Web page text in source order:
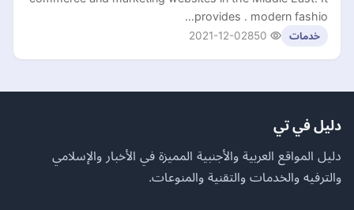
provides . modern fashio…
خدمات 2021-12-02
دليل في تي
دليل المواقع العربية والأجنبية المميزة في الأخبار والإسلامي
والترفيه والخدمات والتقنية والمنوعات.